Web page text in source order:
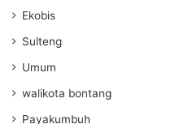
Ekobis
Sulteng
Umum
walikota bontang
Payakumbuh